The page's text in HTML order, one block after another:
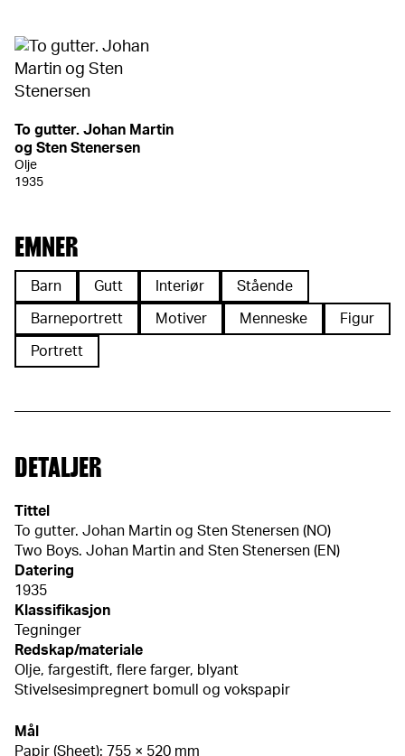
To gutter. Johan Martin
og Sten Stenersen
Olje
1935
EMNER
Barn Gutt Interiør Stående
Barneportrett Motiver Menneske Figur
Portrett
DETALJER
Tittel
To gutter. Johan Martin og Sten Stenersen (NO)
Two Boys. Johan Martin and Sten Stenersen (EN)
Datering
1935
Klassifikasjon
Tegninger
Redskap/materiale
Olje, fargestift, flere farger, blyant
Stivelsesimpregnert bomull og vokspapir
Mål
Papir (Sheet): 755 × 520 mm